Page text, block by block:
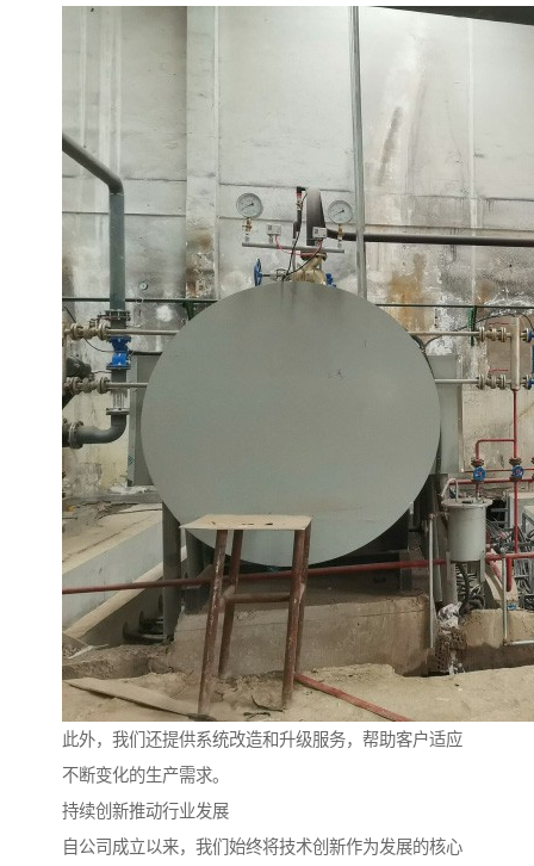
此外，我们还提供系统改造和升级服务，帮助客户适应
不断变化的生产需求。
持续创新推动行业发展
自公司成立以来，我们始终将技术创新作为发展的核心